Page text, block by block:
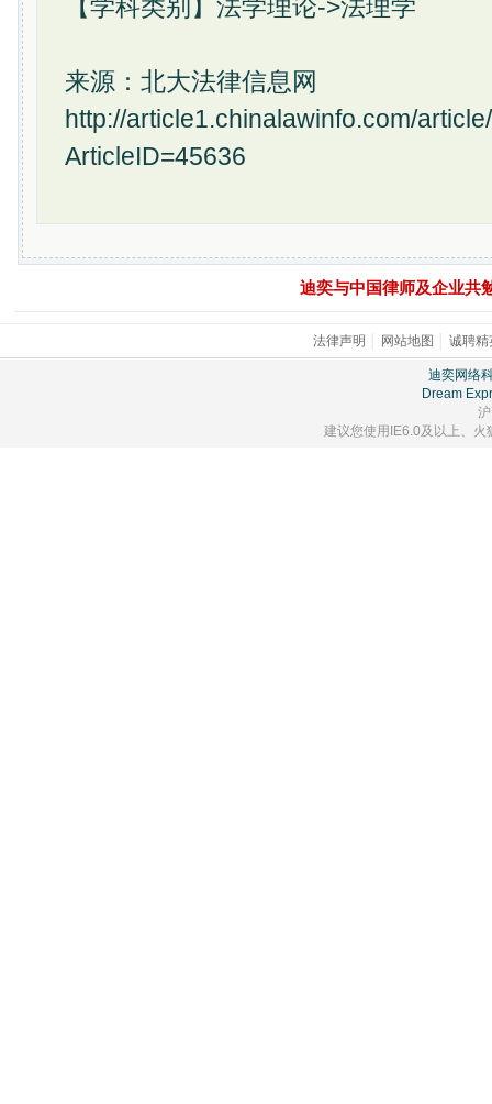
【学科类别】法学理论->法理学
来源：北大法律信息网
http://article1.chinalawinfo.com/
ArticleID=45636
迪奕与中国律师及企业共
法律声明 网站地图 │诚聘精
迪奕网络
Dream
建议您使用IE6.0及以上、